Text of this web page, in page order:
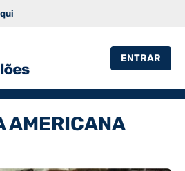
ENTRAR
AMERICANA